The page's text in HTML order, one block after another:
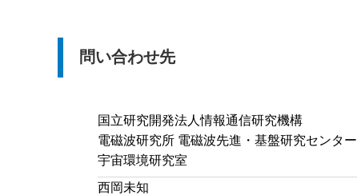
問い合わせ先
国立研究開発法人情報通信研究機構
電磁波研究所 電磁波先進・基盤研究センター
宇宙環境研究室
西岡未知